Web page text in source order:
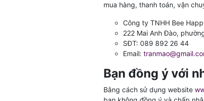
mua hàng, thanh toán, vận
Công ty TNHH Bee
222 Mai Anh Đào,
SĐT: 089 892 26 44
Email:
Bạn đồng ý với
Bằng cách sử dụng website